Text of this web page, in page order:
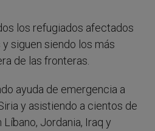
los refugiados afectados
siguen siendo los más
de las fronteras.
ayuda de emergencia a
y asistiendo a cientos de
Jordania, Iraq y